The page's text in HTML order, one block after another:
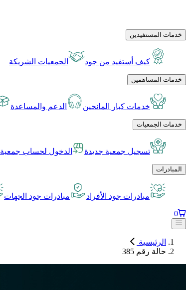
خدمات المستفيدين
كيف أستفيد من جود الجمعيات الشريكة
خدمات المساهمين
خدمات كبار المانحين الدعم والمساعدة
خدمات الجمعيات
تسجيل جمعية جديدة الدخول لحساب جمعية
المبادرات
مبادرات جود الأفراد مبادرات جود الجهات
0
الرئيسية
حالة رقم 385